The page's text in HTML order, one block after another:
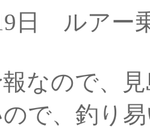
日 ルアー
なので、
で、釣り